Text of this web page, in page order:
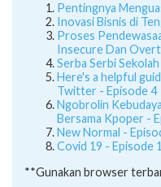
Pentingnya
Inovasi Bisnis di
Proses
Insecure Dan
Serba Serbi
Here's a helpful
Twitter - Episode 4
Ngobrolin
Bersama Kpoper -
New Normal -
Covid 19 - Episode 1
**Gunakan browser